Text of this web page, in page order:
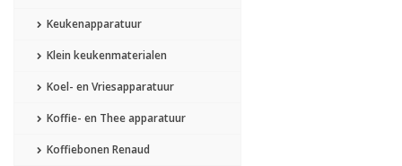
Keukenapparatuur
Klein keukenmaterialen
Koel- en Vriesapparatuur
Koffie- en Thee apparatuur
Koffiebonen Renaud